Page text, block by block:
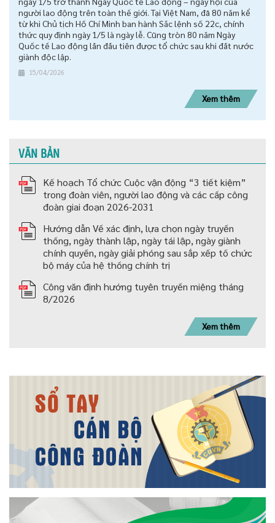
người lao động trên toàn thế giới. Tại Việt Nam, đã 80 năm kể
từ khi Chủ tịch Hồ Chí Minh ban hành Sắc lệnh số 22c, chính
thức quy định ngày 1/5 là ngày lễ. Cũng tròn 80 năm Ngày
Quốc tế Lao động lần đầu tiên được tổ chức sau khi đất nước
giành độc lập.
15/04/2026
Xem thêm
VĂN BẢN
Kế hoạch Tổ chức Cuộc vận động “3 tiết kiệm”
trong đoàn viên, người lao động và các cấp công
đoàn giai đoạn 2026-2031
Hướng dẫn Về xác định, lựa chọn ngày truyền
thống, ngày thành lập, ngày tái lập, ngày giành
chính quyền, ngày giải phóng sau sắp xếp tố chức
bộ máy của hệ thống chính trị
Công văn định hướng tuyên truyền miệng tháng
8/2026
Xem thêm